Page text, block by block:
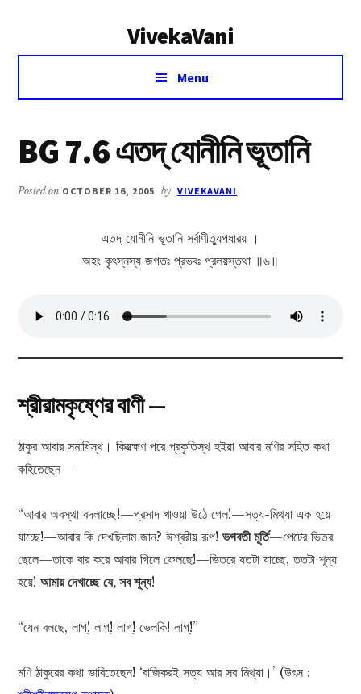
VivekaVani
Voice
Vivekananda
Menu
BG 7.6 এতদ্ যোনীনি ভূতানি
Posted on OCTOBER 16, 2005 by VIVEKAVANI
এতদ্ যোনীনি ভূতানি সর্বাণীত্যুপধারয় ।
অহং কৃৎস্নস্য জগতঃ প্রভবঃ প্রলয়স্তথা ॥৬॥
শ্রীরামকৃষ্ণের বাণী —
ঠাকুর আবার সমাধিস্থ। কিয়ত্ক্ষণ পরে প্রকৃতিস্থ হইয়া আবার মণির সহিত কথা
কহিতেছেন—
“আবার অবস্থা বদলাচ্ছে!—প্রসাদ খাওয়া উঠে গেল!—সত্য-মিথ্যা এক হয়ে
যাচ্ছে!—আবার কি দেখছিলাম জান? ঈশ্বরীয় রূপ!ভগবতী মূর্তি—পেটের ভিতর
ছেলে—তাকে বার করে আবার গিলে ফেলছে!—ভিতরে যতটা যাচ্ছে, ততটা শূন্য
হয়ে!আমায় দেখাচ্ছে যে, সব শূন্য!
“যেন বলছে, লাগ্! লাগ্! লাগ্! ভেলকি! লাগ্!”
মণি ঠাকুরের কথা ভাবিতেছেন! ‘বাজিকরই সত্য আর সব মিথ্যা।’ (উৎস :